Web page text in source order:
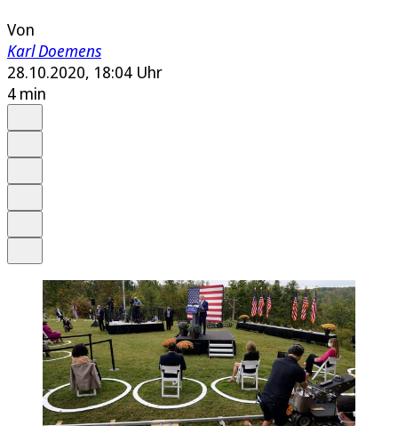
Von
Karl Doemens
28.10.2020, 18:04 Uhr
4 min